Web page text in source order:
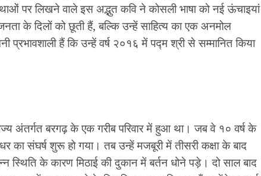
पर लिखने वाले इस अद्भुत कवि ने कोसली भाषा को नई ऊंचाइयां
के दिलों को छूती हैं, बल्कि उन्हें साहित्य का एक अनमोल
प्रभावशाली हैं कि उन्हें वर्ष २०१६ में पद्म श्री से सम्मानित किया
अंतर्गत बरगढ़ के एक गरीब परिवार में हुआ था। जब वे १० वर्ष के
का संघर्ष शुरू हो गया। तब उन्हें मजबूरी में तीसरी कक्षा के बाद
स्थिति के कारण मिठाई की दुकान में बर्तन धोने पड़े। दो साल बाद